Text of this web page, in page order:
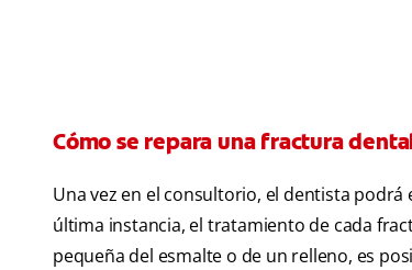
Cómo se repara una fractura
Una vez en el consultorio, el dentista
última instancia, el tratamiento de cada
pequeña del esmalte o de un relleno, es